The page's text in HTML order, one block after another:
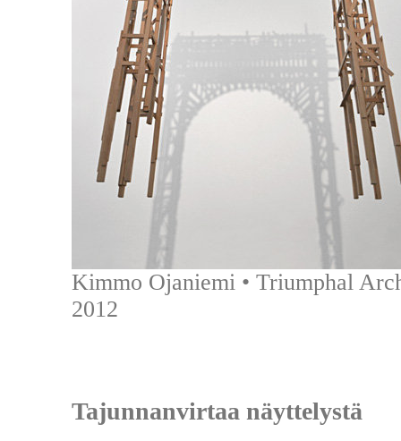
Kimmo Ojaniemi • Triumphal
2012
Tajunnanvirtaa näyttelystä